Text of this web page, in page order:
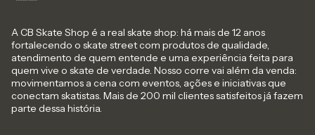
A CB Skate Shop é a real skate shop: há mais de 12 anos
fortalecendo o skate street com produtos de qualidade,
atendimento de quem entende e uma experiência feita para
quem vive o skate de verdade. Nosso corre vai além da venda:
movimentamos a cena com eventos, ações e iniciativas que
conectam skatistas. Mais de 200 mil clientes satisfeitos já fazem
parte dessa história.